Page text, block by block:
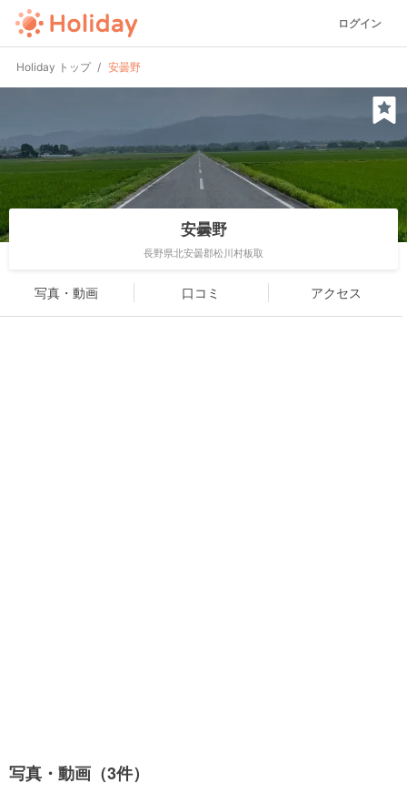
ログイン
Holiday トップ 安曇野
安曇野
長野県北安曇郡松川村板取
写真・動画 口コミ アクセス
写真・動画（3件）